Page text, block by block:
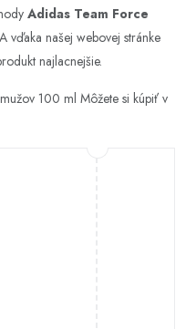
Adidas Team Force
A vďaka našej webovej stránke
najlacnejšie.
100 ml Môžete si kúpiť v